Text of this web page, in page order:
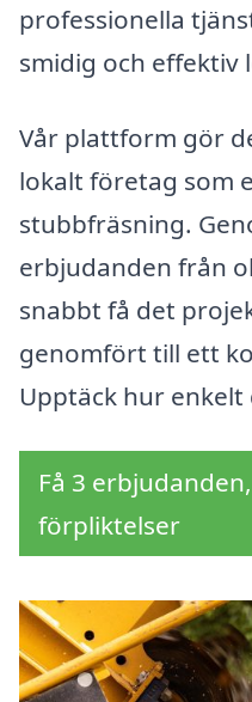
professionella
smidig och effektiv
Vår plattform gör
lokalt företag som
stubbfräsning.
erbjudanden från
snabbt få det
genomfört till ett
Upptäck hur
Få 3
förpliktelser